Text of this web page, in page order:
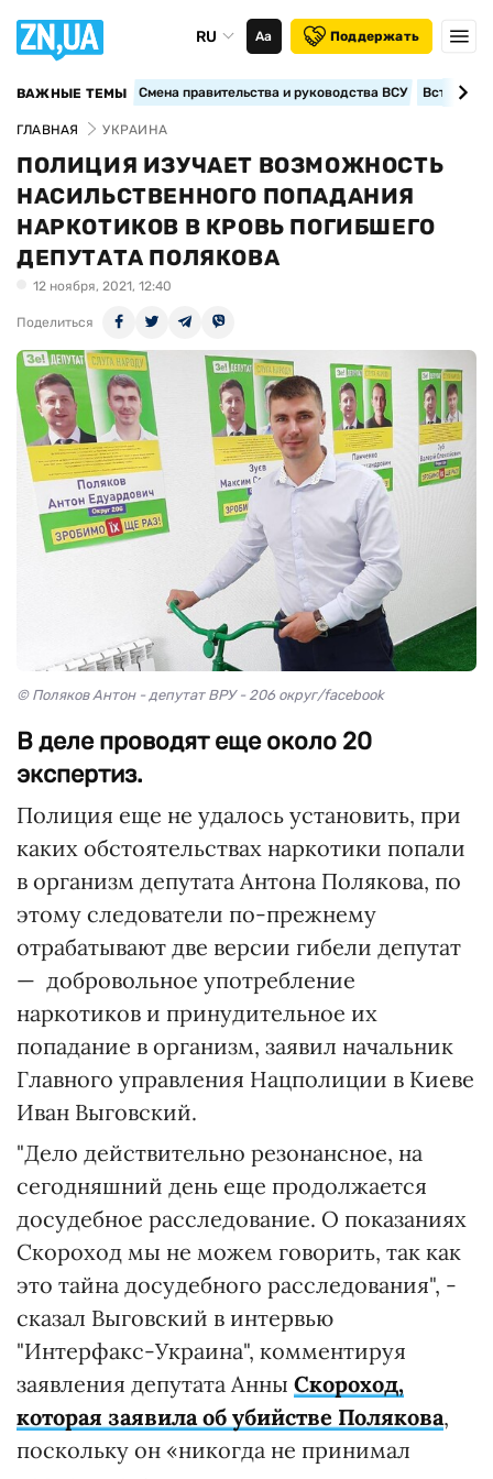
RU Аа Поддержать
ВАЖНЫЕ ТЕМЫ Смена правительства и руководства ВСУ
ГЛАВНАЯ УКРАИНА
ПОЛИЦИЯ ИЗУЧАЕТ ВОЗМОЖНОСТЬ
НАСИЛЬСТВЕННОГО ПОПАДАНИЯ
НАРКОТИКОВ В КРОВЬ ПОГИБШЕГО
ДЕПУТАТА ПОЛЯКОВА
12 ноября, 2021, 12:40
Поделиться
© Поляков Антон - депутат ВРУ - 206 округ/facebook
В деле проводят еще около 20
экспертиз.
Полиция еще не удалось установить, при
каких обстоятельствах наркотики попали
в организм депутата Антона Полякова, по
этому следователи по-прежнему
отрабатывают две версии гибели депутат
— добровольное употребление
наркотиков и принудительное их
попадание в организм, заявил начальник
Главного управления Нацполиции в Киеве
Иван Выговский.
"Дело действительно резонансное, на
сегодняшний день еще продолжается
досудебное расследование. О показаниях
Скороход мы не можем говорить, так как
это тайна досудебного расследования", -
сказал Выговский в интервью
"Интерфакс-Украина", комментируя
заявления депутата Анны Скороход,
которая заявила об убийстве Полякова,
поскольку он «никогда не принимал